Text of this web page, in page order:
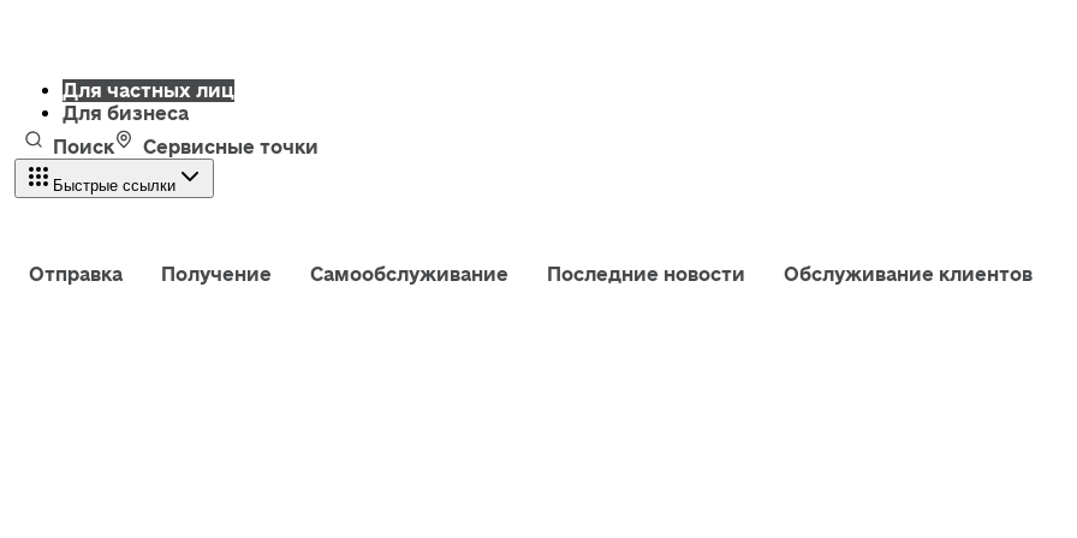
Для частных лиц
Для бизнеса
Поиск
Сервисные точки
Быстрые ссылки
Отправка Получение Самообслуживание Последние новости Обслуживание клиентов